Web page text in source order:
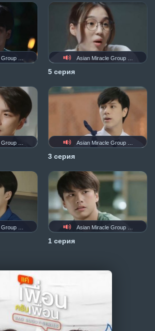
(AMG) Asian Miracle Group (AMG)
5 серия
(AMG) Asian Miracle Group (AMG)
3 серия
(AMG) Asian Miracle Group (AMG)
1 серия